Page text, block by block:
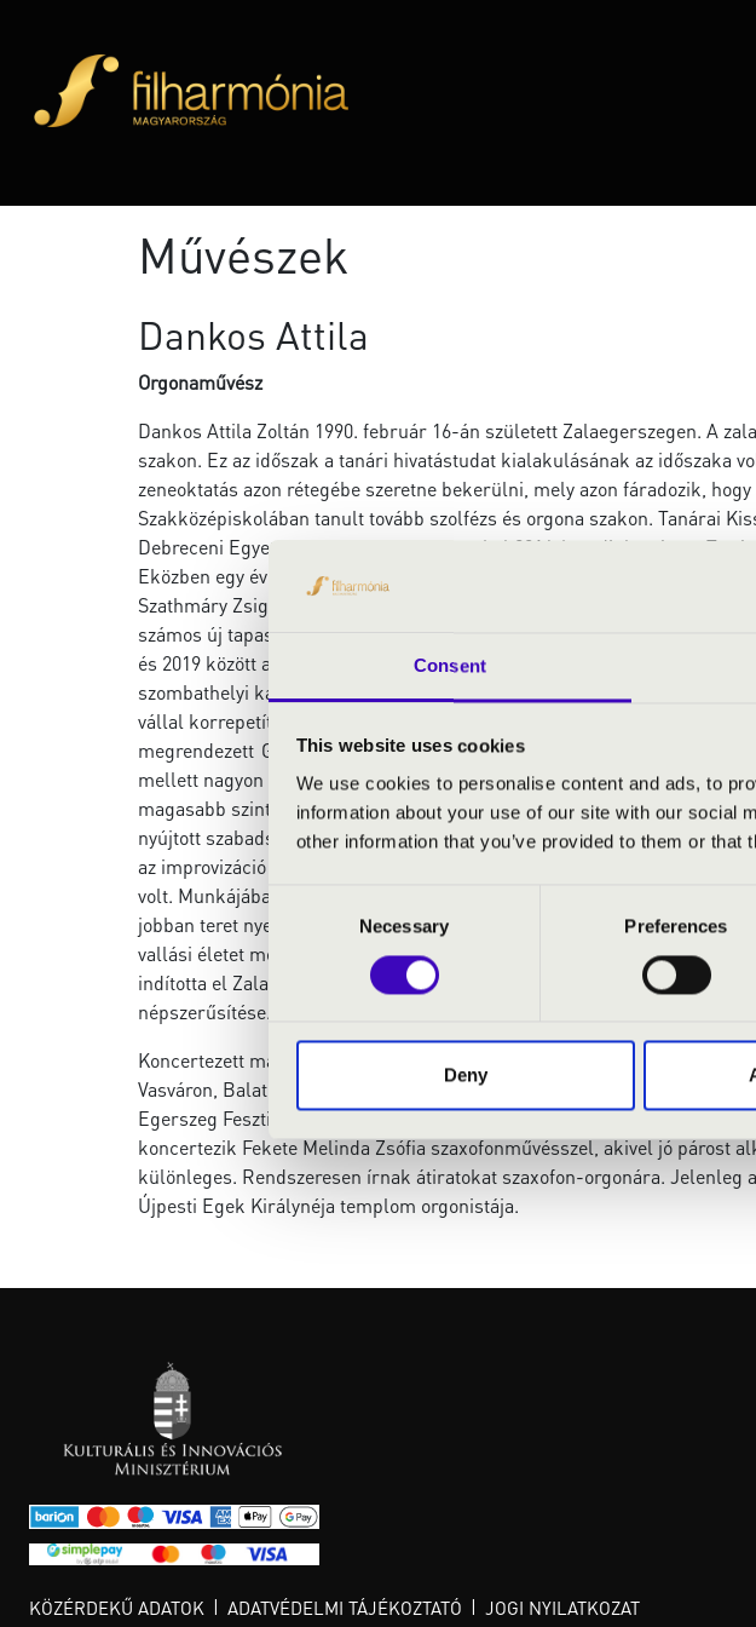
Consent
This website uses cookies
We use cookies to personalise content and ads, to
information about your use of our site with our social
other information that you’ve provided to them or
Consent
Selection
Necessary Preferences
Deny
Művészek
Dankos Attila
Orgonaművész
Dankos Attila Zoltán 1990. február 16-án született Zalaegerszegen. A
szakon. Ez az időszak a tanári hivatástudat kialakulásának az időszaka
zeneoktatás azon rétegébe szeretne bekerülni, mely azon fáradozik,
Szakközépiskolában tanult tovább szolfézs és orgona szakon. Tanárai
Debreceni Egyetem orgona tanszakára, ahol 2016-ban diplomázott.
Eközben egy évet Németország Detmoldi Egyetemén tanult Thomas
Szathmáry Zsigmond, Spányi Miklós és Ton Koopmann kurzusain.
számos új tapasztalatot szerzett. A XI. Dohnányi Ernő Kamarazene
és 2019 között a zalaegerszegi zeneiskolában tanított orgonát és
szombathelyi kántorképző keretében orgonát tanított, illetve minden év
vállal korrepetítori tevékenységeket orgonával és zongorával egyaránt.
megrendezett Gyermán István V. Dél-Dunántúli Regionális
mellett nagyon fontos számára a rendszeres koncertezés. Ehhez
magasabb szintre emelésére, gyakorlat szerzésére a templomi
nyújtott szabadság lehetőséget ad a művésznek az önkifejezésre is, így
az improvizáció mellett komponál is. 2019. januárjától júniusáig a
volt. Munkájában mindig törekszik arra, hogy értéket közvetítsen,
jobban teret nyerő popzene, összezavarja a hívek helyes értékrendjét
vallási életet mélyítjük. A rossz templomi zene a vallásos életet is
indította el Zalaegerszegen a ,,Vasárnap esti muzsika”
népszerűsítése. Különleges hangszerpárosításokban rejlő lehetőségek
Koncertezett már a szombathelyi, pécsi, debreceni székesegyházakban,
Vasváron, Balatonbogláron, Nagykanizsán, Kasselben, Münsterben,
Egerszeg Fesztivál Szabadtéri Orgonahangversenye, melynek fellépője
koncertezik Fekete Melinda Zsófia szaxofonművésszel, akivel jó párost
különleges. Rendszeresen írnak átiratokat szaxofon-orgonára. Jelenleg
Újpesti Egek Királynéja templom orgonistája.
KÖZÉRDEKŰ ADATOK ADATVÉDELMI TÁJÉKOZTATÓ JOGI NYILATKOZAT